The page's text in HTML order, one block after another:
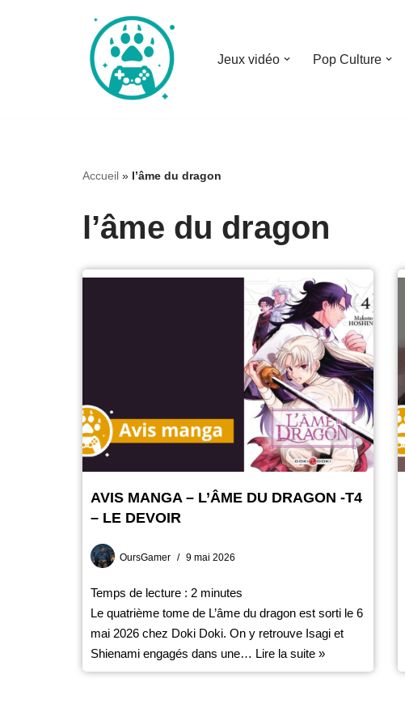
Jeux vidéo Pop Culture
Accueil » l’âme du dragon
l’âme du dragon
AVIS MANGA – L’ÂME DU DRAGON -T4
– LE DEVOIR
OursGamer 9 mai 2026
Temps de lecture : 2 minutes
Le quatrième tome de L’âme du dragon est sorti le 6
mai 2026 chez Doki Doki. On y retrouve Isagi et
Shienami engagés dans une… Lire la suite »